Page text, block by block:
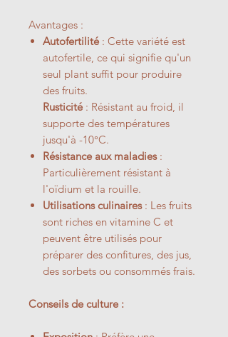
Avantages :
Autofertilité : Cette variété est
autofertile, ce qui signifie qu'un
seul plant suffit pour produire
des fruits.
Rusticité : Résistant au froid, il
supporte des températures
jusqu'à -10°C.
Résistance aux maladies:
Particulièrement résistant à
l'oïdium et la rouille.
Utilisations culinaires: Les fruits
sont riches en vitamine C et
peuvent être utilisés pour
préparer des confitures, des jus,
des sorbets ou consommés frais.
Conseils de culture :